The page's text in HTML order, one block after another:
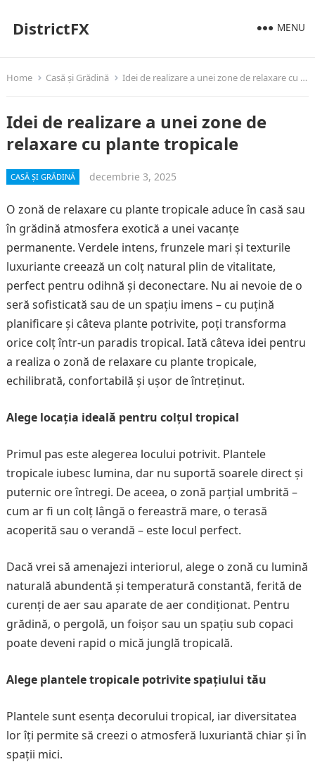
DistrictFX MENU
Home Casă și Grădină Idei de realizare a unei zone de relaxare cu plante tropicale
Idei de realizare a unei zone de
relaxare cu plante tropicale
CASĂ ȘI GRĂDINĂ decembrie 3, 2025
O zonă de relaxare cu plante tropicale aduce în casă sau
în grădină atmosfera exotică a unei vacanțe
permanente. Verdele intens, frunzele mari și texturile
luxuriante creează un colț natural plin de vitalitate,
perfect pentru odihnă și deconectare. Nu ai nevoie de o
seră sofisticată sau de un spațiu imens – cu puțină
planificare și câteva plante potrivite, poți transforma
orice colț într-un paradis tropical. Iată câteva idei pentru
a realiza o zonă de relaxare cu plante tropicale,
echilibrată, confortabilă și ușor de întreținut.
Alege locația ideală pentru colțul tropical
Primul pas este alegerea locului potrivit. Plantele
tropicale iubesc lumina, dar nu suportă soarele direct și
puternic ore întregi. De aceea, o zonă parțial umbrită –
cum ar fi un colț lângă o fereastră mare, o terasă
acoperită sau o verandă – este locul perfect.
Dacă vrei să amenajezi interiorul, alege o zonă cu lumină
naturală abundentă și temperatură constantă, ferită de
curenți de aer sau aparate de aer condiționat. Pentru
grădină, o pergolă, un foișor sau un spațiu sub copaci
poate deveni rapid o mică junglă tropicală.
Alege plantele tropicale potrivite spațiului tău
Plantele sunt esența decorului tropical, iar diversitatea
lor îți permite să creezi o atmosferă luxuriantă chiar și în
spații mici.